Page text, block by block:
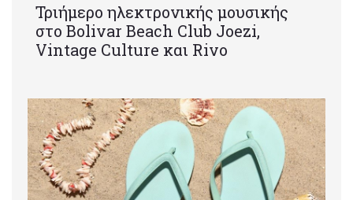
Τριήμερο ηλεκτρονικής μουσικής
στο Bolivar Beach Club Joezi,
Vintage Culture και Rivo